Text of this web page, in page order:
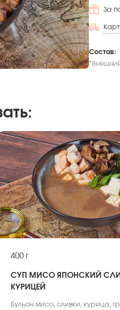
За
Состав:
:
400 г
СУП МИСО ЯПОНСКИЙ
КУРИЦЕЙ
Бульон мисо, сливки, курица,